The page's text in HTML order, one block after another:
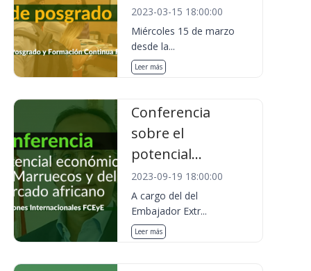
2023-03-15 18:00:00
Miércoles 15 de marzo
desde la...
Leer más
Conferencia
sobre el
potencial...
2023-09-19 18:00:00
A cargo del del
Embajador Extr...
Leer más